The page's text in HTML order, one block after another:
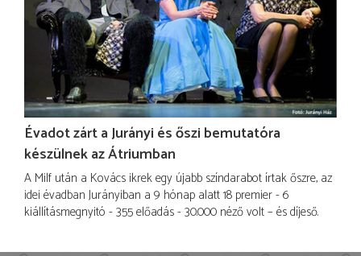
Évadot zárt a Jurányi és őszi bemutatóra
készülnek az Átriumban
A Milf után a Kovács ikrek egy újabb színdarabot írtak őszre, az
idei évadban Jurányiban a 9 hónap alatt 18 premier - 6
kiállításmegnyitó - 355 előadás - 30.000 néző volt – és díjeső.